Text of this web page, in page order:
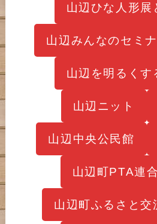
山辺ひな人形展
山辺みんなのセミ
山辺を明るくす
山辺ニット
山辺中央公民館
山辺町PTA連
山辺町ふるさと交